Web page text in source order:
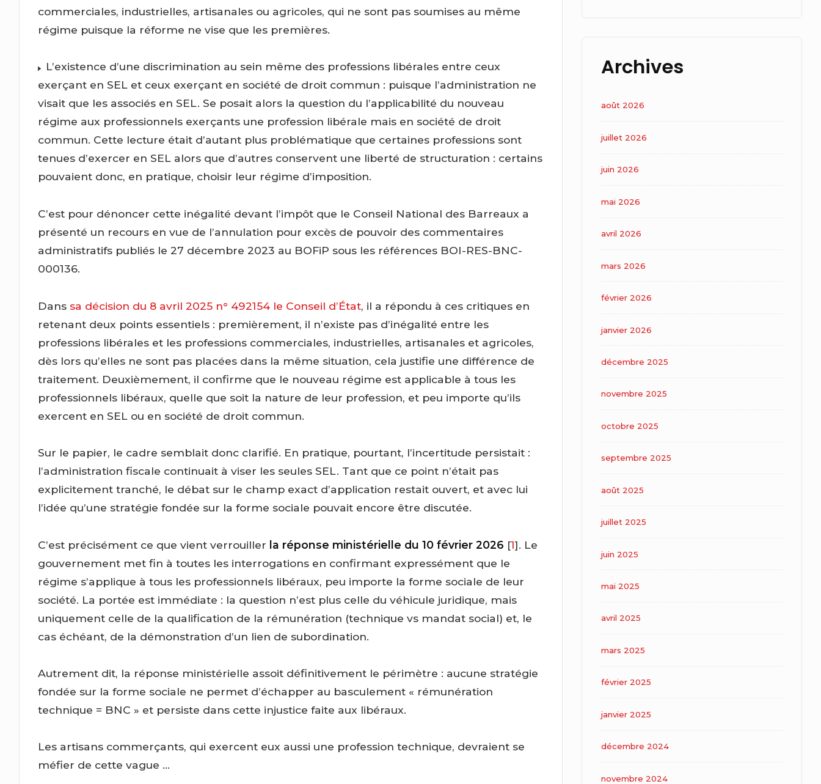
commerciales, industrielles, artisanales ou agricoles, qui ne sont pas soumises au même
régime puisque la réforme ne vise que les premières.
L’existence d’une discrimination au sein même des professions libérales entre ceux
exerçant en SEL et ceux exerçant en société de droit commun : puisque l’administration ne
visait que les associés en SEL. Se posait alors la question du l’applicabilité du nouveau
régime aux professionnels exerçants une profession libérale mais en société de droit
commun. Cette lecture était d’autant plus problématique que certaines professions sont
tenues d’exercer en SEL alors que d’autres conservent une liberté de structuration : certains
pouvaient donc, en pratique, choisir leur régime d’imposition.
C’est pour dénoncer cette inégalité devant l’impôt que le Conseil National des Barreaux a
présenté un recours en vue de l’annulation pour excès de pouvoir des commentaires
administratifs publiés le 27 décembre 2023 au BOFiP sous les références BOI-RES-BNC-
000136.
Dans sa décision du 8 avril 2025 n° 492154 le Conseil d’État, il a répondu à ces critiques en
retenant deux points essentiels : premièrement, il n’existe pas d’inégalité entre les
professions libérales et les professions commerciales, industrielles, artisanales et agricoles,
dès lors qu’elles ne sont pas placées dans la même situation, cela justifie une différence de
traitement. Deuxièmement, il confirme que le nouveau régime est applicable à tous les
professionnels libéraux, quelle que soit la nature de leur profession, et peu importe qu’ils
exercent en SEL ou en société de droit commun.
Sur le papier, le cadre semblait donc clarifié. En pratique, pourtant, l’incertitude persistait :
l’administration fiscale continuait à viser les seules SEL. Tant que ce point n’était pas
explicitement tranché, le débat sur le champ exact d’application restait ouvert, et avec lui
l’idée qu’une stratégie fondée sur la forme sociale pouvait encore être discutée.
C’est précisément ce que vient verrouiller la réponse ministérielle du 10 février 2026 [1]. Le
gouvernement met fin à toutes les interrogations en confirmant expressément que le
régime s’applique à tous les professionnels libéraux, peu importe la forme sociale de leur
société. La portée est immédiate : la question n’est plus celle du véhicule juridique, mais
uniquement celle de la qualification de la rémunération (technique vs mandat social) et, le
cas échéant, de la démonstration d’un lien de subordination.
Autrement dit, la réponse ministérielle assoit définitivement le périmètre : aucune stratégie
fondée sur la forme sociale ne permet d’échapper au basculement « rémunération
technique = BNC » et persiste dans cette injustice faite aux libéraux.
Les artisans commerçants, qui exercent eux aussi une profession technique, devraient se
méfier de cette vague …
Archives
août 2026
juillet 2026
juin 2026
mai 2026
avril 2026
mars 2026
février 2026
janvier 2026
décembre 2025
novembre 2025
octobre 2025
septembre 2025
août 2025
juillet 2025
juin 2025
mai 2025
avril 2025
mars 2025
février 2025
janvier 2025
décembre 2024
novembre 2024